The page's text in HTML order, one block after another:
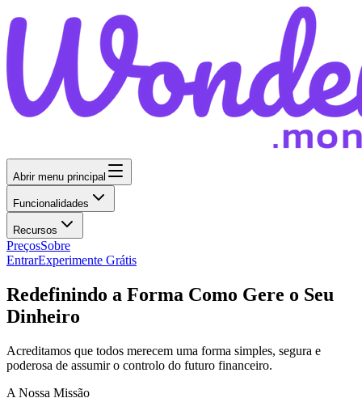
Abrir menu principal
Funcionalidades
Recursos
PreçosSobre
EntrarExperimente Grátis
Redefinindo a Forma Como Gere o Seu
Dinheiro
Acreditamos que todos merecem uma forma simples, segura e
poderosa de assumir o controlo do futuro financeiro.
A Nossa Missão